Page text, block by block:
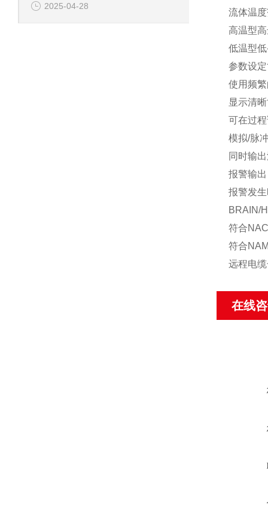
2025-04-28
流体温
高温型
低温型
参数设
使用频
显示清
可在过
模拟/脉
同时输
报警输出
报警发
BRAIN/
符合
符合
远程电
在线